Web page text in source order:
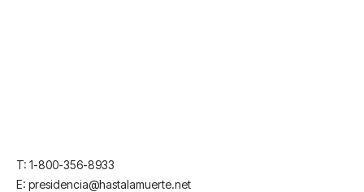
T: 1-800-356-8933
E: presidencia@hastalamuerte.net